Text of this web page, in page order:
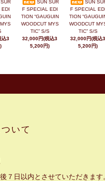
EDI
込3
SUN SUR
F SPECIAL EDI
TION “GAUGUIN
WOODCUT MYS
TIC” S/S
32,000円(税込3
5,200円)
SUN
F SPECIAL EDI
TION
WOODCUT
TIC” S/S
32,000円(税込3
5,200円)
いて
７日以内とさせていただきます